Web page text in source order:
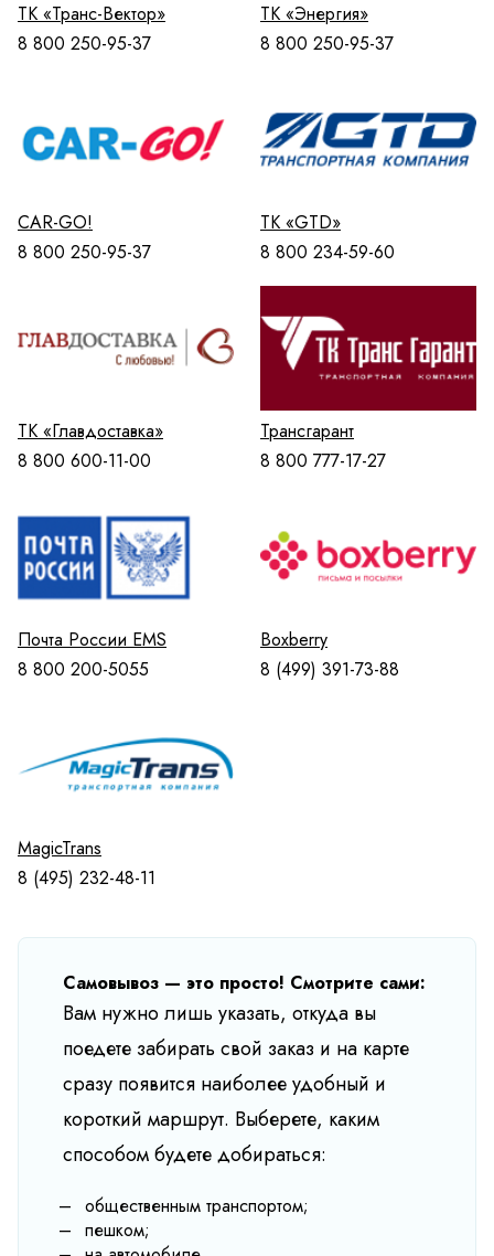
ТК «Транс-Вектор»
8 800 250-95-37
ТК «Энергия»
8 800 250-95-37
CAR-GO!
8 800 250-95-37
ТК «GTD»
8 800 234-59-60
ТК «Главдоставка»
8 800 600-11-00
Трансгарант
8 800 777-17-27
Почта России EMS
8 800 200-5055
Boxberry
8 (499) 391-73-88
MagicTrans
8 (495) 232-48-11
Самовывоз — это просто! Смотрите сами:
Вам нужно лишь указать, откуда вы
поедете забирать свой заказ и на карте
сразу появится наиболее удобный и
короткий маршрут. Выберете, каким
способом будете добираться:
общественным транспортом;
пешком;